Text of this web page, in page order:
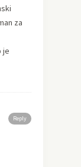
za
je
Reply